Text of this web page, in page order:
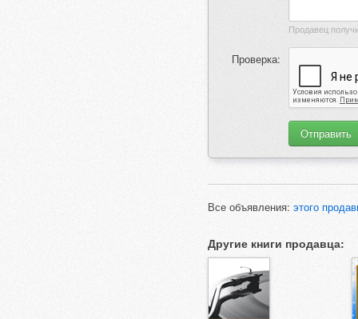
Проверка:
Все объявления: этого
Другие книги продавца: